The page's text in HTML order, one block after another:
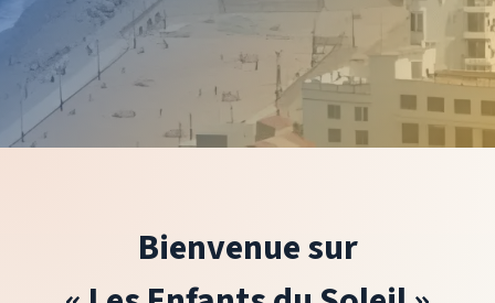
Bienvenue sur